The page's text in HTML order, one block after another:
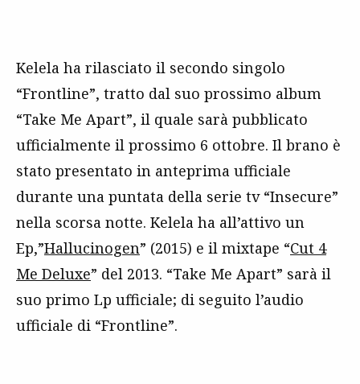
Kelela ha rilasciato il secondo singolo
“Frontline”, tratto dal suo prossimo album
“Take Me Apart”, il quale sarà pubblicato
ufficialmente il prossimo 6 ottobre. Il brano è
stato presentato in anteprima ufficiale
durante una puntata della serie tv “Insecure”
nella scorsa notte. Kelela ha all’attivo un
Ep,”Hallucinogen” (2015) e il mixtape “Cut 4
Me Deluxe” del 2013. “Take Me Apart” sarà il
suo primo Lp ufficiale; di seguito l’audio
ufficiale di “Frontline”.